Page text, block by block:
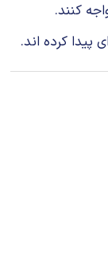
كنند.
پیدا كرده اند.